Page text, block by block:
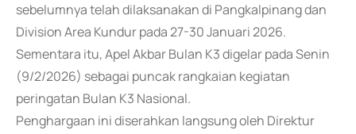
sebelumnya telah dilaksanakan di Pangkalpinang dan
Division Area Kundur pada 27-30 Januari 2026.
Sementara itu, Apel Akbar Bulan K3 digelar pada Senin
(9/2/2026) sebagai puncak rangkaian kegiatan
peringatan Bulan K3 Nasional.
Penghargaan ini diserahkan langsung oleh Direktur